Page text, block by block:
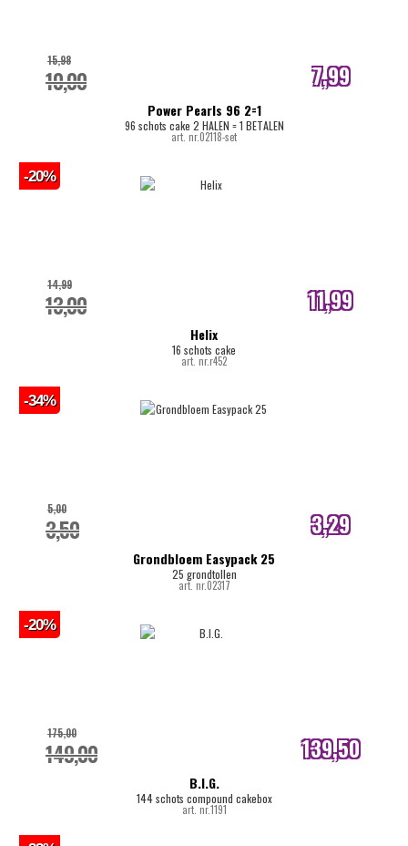
Power Pearls 96 2=1
96 schots cake 2 HALEN = 1 BETALEN
art. nr.02118-set
10,00
15,98 7,99
internetprijs
Helix
16 schots cake
art. nr.r452
13,00
14,99 11,99
internetprijs
-20%
Grondbloem Easypack 25
25 grondtollen
art. nr.02317
3,50
5,00 3,29
internetprijs
-34%
B.I.G.
144 schots compound cakebox
art. nr.1191
149,00
175,00 139,50
internetprijs
-20%